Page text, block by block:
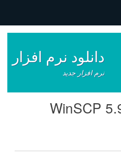
دانلود نرم افزار
نرم افزار جدید
WinSCP